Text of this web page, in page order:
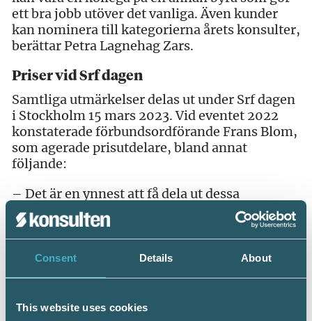
Consent Details About
This website uses cookies
ett bra jobb utöver det vanliga. Även kunder
kan nominera till kategorierna årets konsulter,
berättar Petra Lagnehag Zars.
Priser vid Srf dagen
Samtliga utmärkelser delas ut under Srf dagen
i Stockholm 15 mars 2023. Vid eventet 2022
konstaterade förbundsordförande Frans Blom,
som agerade prisutdelare, bland annat
följande:
– Det är en ynnest att få dela ut dessa
utmärkelser till några av landets främsta
konsulter och verksamheter i redovisnings-
och lönebranschen.